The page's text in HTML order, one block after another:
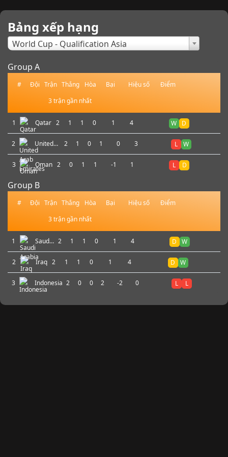
Bảng xếp hạng
World Cup - Qualification Asia
Group A
# Đội Trận Thắng Hòa Bại Hiệu số
Điểm
3 trận gần nhất
1 Qatar 2 1 1 0 1 4 W D
2
United
Arab
Emirates
2 1 0 1 0 3 L W
3 Oman 2 0 1 1 -1 1 L D
Group B
# Đội Trận Thắng Hòa Bại Hiệu số
Điểm
3 trận gần nhất
1
Saudi
Arabia
2 1 1 0 1 4 D W
2 Iraq 2 1 1 0 1 4 D W
3 Indonesia 2 0 0 2 -2 0 L L